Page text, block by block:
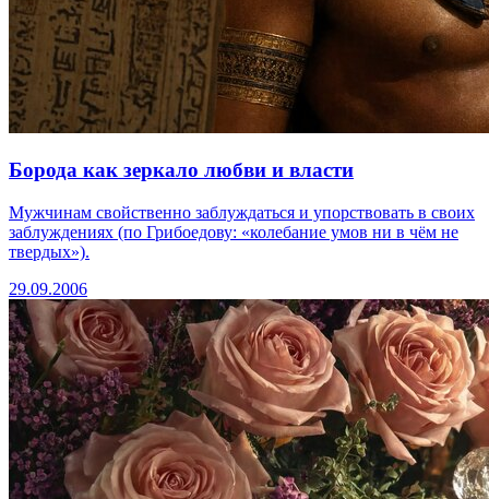
Борода как зеркало любви и власти
Мужчинам свойственно заблуждаться и упорствовать в своих
заблуждениях (по Грибоедову: «колебание умов ни в чём не
твердых»).
29.09.2006